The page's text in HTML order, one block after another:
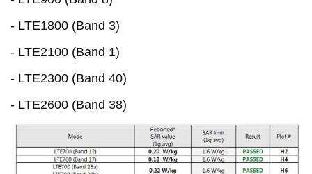
- LTE1800 (Band 3)
- LTE2100 (Band 1)
- LTE2300 (Band 40)
- LTE2600 (Band 38)